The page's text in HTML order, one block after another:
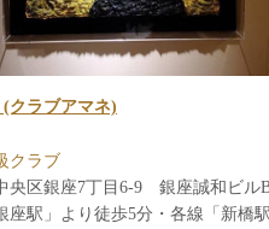
堂 (トウドウ)
クラブ
央区銀座7-7-6 アスタープラザ3階